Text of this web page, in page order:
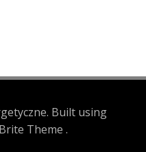
Built using
Theme .